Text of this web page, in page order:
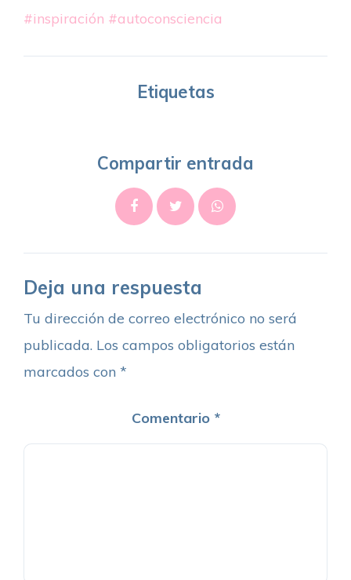
#inspiración #autoconsciencia
Etiquetas
Compartir entrada
Deja una respuesta
Tu dirección de correo electrónico no será
publicada. Los campos obligatorios están
marcados con *
Comentario *